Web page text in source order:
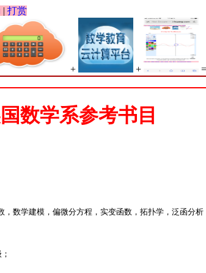
| 打赏
+ +
数学系参考书目
数学建模，偏微分方程，实变函数，拓扑学，泛函分析
；